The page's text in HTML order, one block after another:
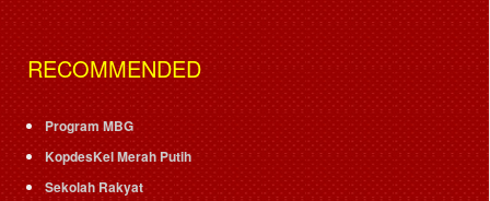
RECOMMENDED
Program MBG
KopdesKel Merah Putih
Sekolah Rakyat